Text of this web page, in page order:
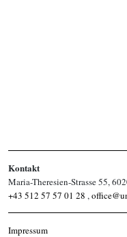
Kontakt
Maria-Theresien-Strasse 55,
+43 512 57 57 01 28 ,
Impressum